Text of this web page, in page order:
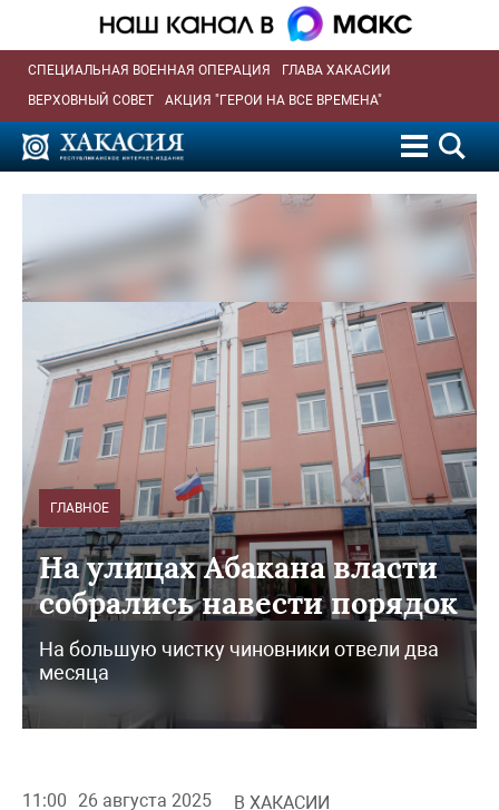
СПЕЦИАЛЬНАЯ ВОЕННАЯ ОПЕРАЦИЯ
ГЛАВА ХАКАСИИ
ВЕРХОВНЫЙ СОВЕТ
АКЦИЯ "ГЕРОИ НА ВСЕ ВРЕМЕНА"
ГЛАВНОЕ
На улицах Абакана власти
собрались навести порядок
На большую чистку чиновники отвели два
месяца
11:00 26 августа 2025 В ХАКАСИИ